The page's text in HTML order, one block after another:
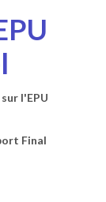
l'EPU
Final